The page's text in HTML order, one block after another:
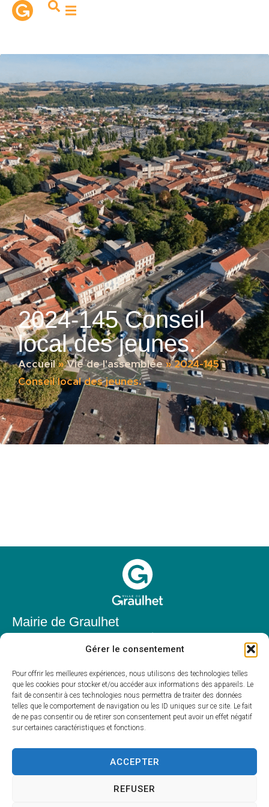
Gérer le consentement
Pour offrir les meilleures expériences, nous utilisons des technologies telles
que les cookies pour stocker et/ou accéder aux informations des appareils. Le
fait de consentir à ces technologies nous permettra de traiter des données
telles que le comportement de navigation ou les ID uniques sur ce site. Le fait
de ne pas consentir ou de retirer son consentement peut avoir un effet négatif
sur certaines caractéristiques et fonctions.
ACCEPTER
REFUSER
principal
2024-145 Conseil
local des jeunes.
Accueil»Vie de l'assemblée»2024-145
Conseil local des jeunes.
Mairie de Graulhet
81300 Graulhet
05 63 42 85 50
mairie@mairie-graulhet.fr
Horaires d'ouverture
Du lundi au vendredi :